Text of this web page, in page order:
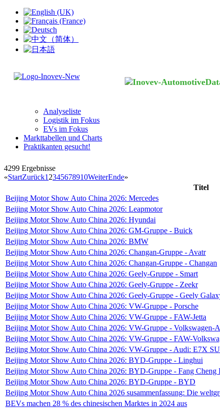
Analyseliste
Logistik im Fokus
EVs im Fokus
Markttabellen und Charts
Praktikanten gesucht!
4299 Ergebnisse
«StartZurück1 2345678910WeiterEnde»
Titel
Beijing Motor Show Auto China 2026: Mercedes
Beijing Motor Show Auto China 2026: Leapmotor
Beijing Motor Show Auto China 2026: Hyundai
Beijing Motor Show Auto China 2026: GM-Gruppe - Buick
Beijing Motor Show Auto China 2026: BMW
Beijing Motor Show Auto China 2026: Changan-Gruppe - Avatr
Beijing Motor Show Auto China 2026: Changan-Gruppe - Changan
Beijing Motor Show Auto China 2026: Geely-Gruppe - Smart
Beijing Motor Show Auto China 2026: Geely-Gruppe - Zeekr
Beijing Motor Show Auto China 2026: Geely-Gruppe - Geely
Beijing Motor Show Auto China 2026: VW-Gruppe - Porsche
Beijing Motor Show Auto China 2026: VW-Gruppe - FAW-Jetta
Beijing Motor Show Auto China 2026: VW-Gruppe - Volkswagen-
Beijing Motor Show Auto China 2026: VW-Gruppe - FAW-
Beijing Motor Show Auto China 2026: VW-Gruppe - Audi: E7X
Beijing Motor Show Auto China 2026: BYD-Gruppe - Linghui
Beijing Motor Show Auto China 2026: BYD-Gruppe - Fang Cheng
Beijing Motor Show Auto China 2026: BYD-Gruppe - BYD
Beijing Motor Show Auto China 2026 susammenfassung: Die
BEVs machen 28 % des chinesischen Marktes in 2024 aus